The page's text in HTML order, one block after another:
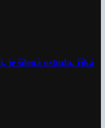
je šílená ostuda, říká